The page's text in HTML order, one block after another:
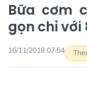
Bữa cơm
gọn chỉ với
16/11/2018 07:54